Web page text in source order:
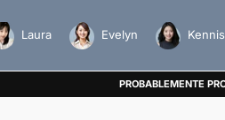
Laura Evelyn Kennis
PROBABLEMENTE